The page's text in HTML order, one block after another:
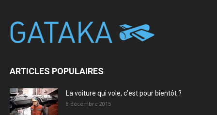
ARTICLES POPULAIRES
La voiture qui vole, c’est pour bientôt ?
8 décembre 2015